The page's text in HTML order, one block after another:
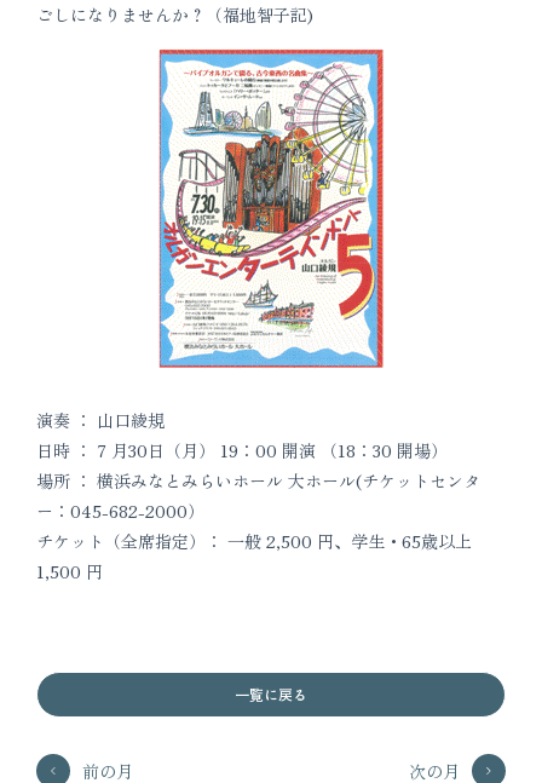
ごしになりませんか？（福地智子記)
演奏 ： 山口綾規
日時 ： 7 月30日（月） 19：00 開演 （18：30 開場）
場所 ： 横浜みなとみらいホール 大ホール(チケットセンタ
ー：045-682-2000）
チケット（全席指定）： 一般 2,500 円、学生・65歳以上
1,500 円
前の月
一覧に戻る
次の月